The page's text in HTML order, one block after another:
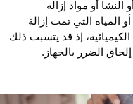
أو مواد إزالة
التي تمت إزالة
إذ قد يتسبب ذلك
الضرر بالجهاز.